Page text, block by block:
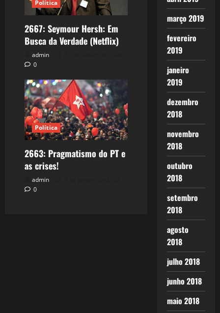
Política
2667: Seymour Hersh: Em
Busca da Verdade (Netflix)
admin
0
Política
2663: Pragmatismo do PT e
as crises!
admin
0
março 2019
fevereiro
2019
janeiro
2019
dezembro
2018
novembro
2018
outubro
2018
setembro
2018
agosto
2018
julho 2018
junho 2018
maio 2018